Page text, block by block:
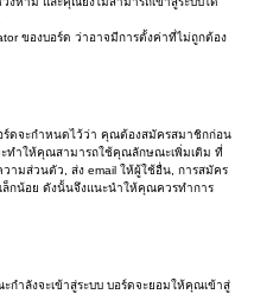
ของบอร์ด ว่าอาจมีการตั้งค่าที่ไม่ถูกต้อง
ร์ดจะกำหนดไว้ว่า คุณต้องสมัครสมาชิกก่อน
ทำให้คุณสามารถใช้คุณลักษณะเพิ่มเติม ที่
ามส่วนตัว, ส่ง email ให้ผู้ใช้อื่น, การสมัคร
ล็กน้อย ดังนั้นจึงแนะนำให้คุณควรทำการ
ำลังจะเข้าสู่ระบบ บอร์ดจะยอมให้คุณเข้าสู่